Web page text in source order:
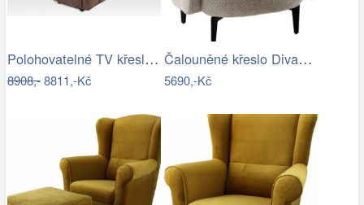
Polohovatelné TV křeslo TV-5053 Autronic
8908,-8811,-Kč
Čalouněné křeslo Divano béžová/černá
5690,-Kč